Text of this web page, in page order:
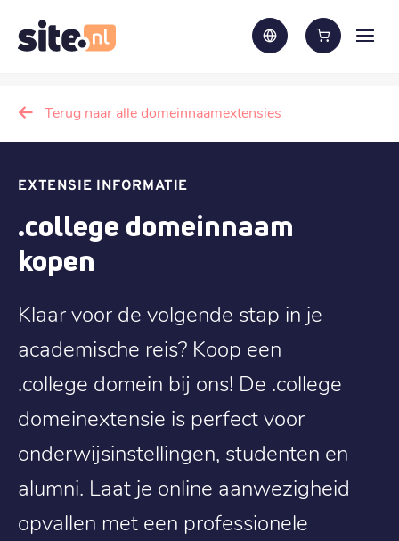
Terug naar alle domeinnaamextensies
EXTENSIE INFORMATIE
.college domeinnaam
kopen
Klaar voor de volgende stap in je
academische reis? Koop een
.college domein bij ons! De .college
domeinextensie is perfect voor
onderwijsinstellingen, studenten en
alumni. Laat je online aanwezigheid
opvallen met een professionele